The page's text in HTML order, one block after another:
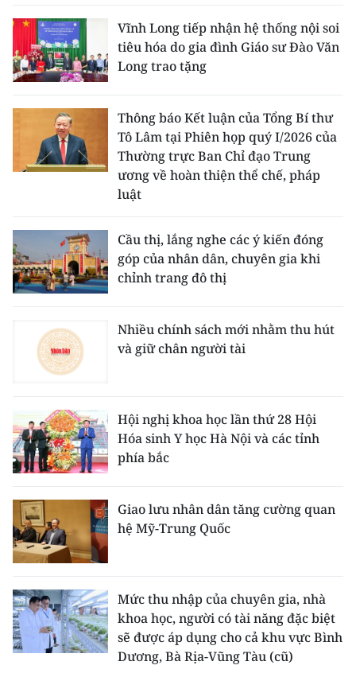
54 DÂN TỘC VIỆT NAM
CHƯƠNG TRÌNH OCOP - MỖI XÃ
MỘT SẢN PHẨM
RADIO
E-Magazine
Video
Media Kinh tế
Media Văn hóa
Media Xã hội
Media Pháp luật
Media Du lịch
Media Thế giới
Media Thể thao
Media Y tế
Media Khoa học - Công nghệ
Vĩnh Long tiếp nhận hệ thống nội soi
tiêu hóa do gia đình Giáo sư Đào Văn
Long trao tặng
Thông báo Kết luận của Tổng Bí thư
Tô Lâm tại Phiên họp quý I/2026 của
Thường trực Ban Chỉ đạo Trung
ương về hoàn thiện thể chế, pháp
luật
Cầu thị, lắng nghe các ý kiến đóng
góp của nhân dân, chuyên gia khi
chỉnh trang đô thị
Nhiều chính sách mới nhằm thu hút
và giữ chân người tài
Hội nghị khoa học lần thứ 28 Hội
Hóa sinh Y học Hà Nội và các tỉnh
phía bắc
Giao lưu nhân dân tăng cường quan
hệ Mỹ-Trung Quốc
Mức thu nhập của chuyên gia, nhà
khoa học, người có tài năng đặc biệt
sẽ được áp dụng cho cả khu vực Bình
Dương, Bà Rịa-Vũng Tàu (cũ)